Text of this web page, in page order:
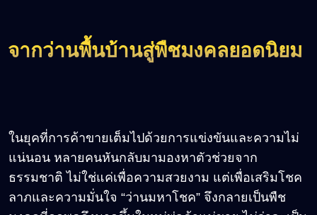
จากว่านพื้นบ้านสู่พืชมงคลยอดนิยม
ในยุคที่การค้าขายเต็มไปด้วยการแข่งขันและความไม่
แน่นอน หลายคนหันกลับมามองหาตัวช่วยจาก
ธรรมชาติ ไม่ใช่แค่เพื่อความสวยงาม แต่เพื่อเสริมโชค
ลาภและความมั่นใจ “ว่านมหาโชค” จึงกลายเป็นพืช